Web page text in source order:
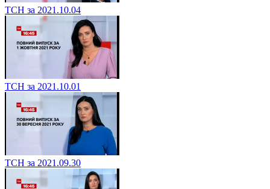
ТСН за 2021.10.04
ТСН за 2021.10.01
ТСН за 2021.09.30